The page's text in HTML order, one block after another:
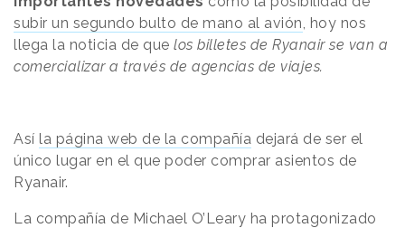
subir un segundo bulto de mano al avión , hoy nos
llega la noticia de que los billetes de Ryanair se van a
comercializar a través de agencias de viajes.
Así la página web de la compañía dejará de ser el
único lugar en el que poder comprar asientos de
Ryanair.
La compañía de Michael O’Leary ha protagonizado